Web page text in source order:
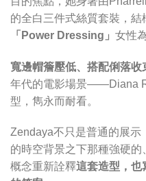
的全白三件式絲質套裝，
「Power Dressing」 女性
寬邊帽簷壓低、搭配俐落收
年代的電影場景——Diana
型，雋永而耐看。
Zendaya不只是普通的展示
的時空背景之下那種強硬
概念重新詮釋這套造型，也